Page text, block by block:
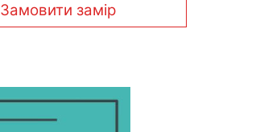
Замовити замір